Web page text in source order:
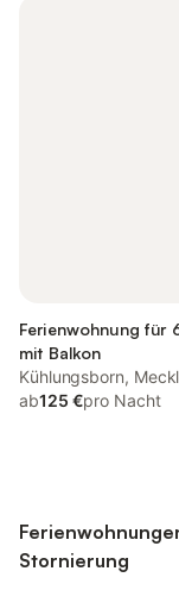
Ferienwohnung für
mit Balkon
Kühlungsborn,
Ostseeküste
ab125 €pro Nacht
Stornierung